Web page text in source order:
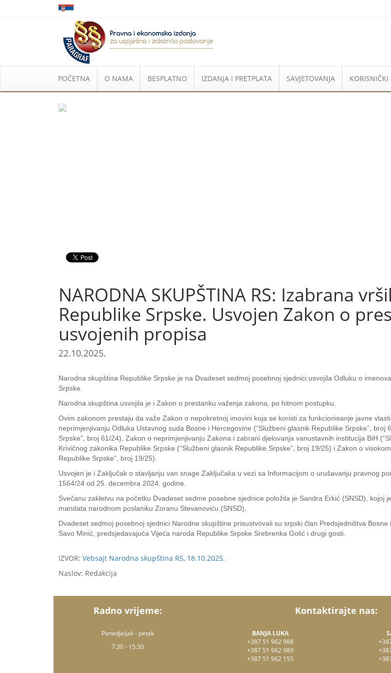
POČETNA O NAMA BESPLATNO IZDANJA I PRETPLATA SAVJETOVANJA KORISNIČKI
NARODNA SKUPŠTINA RS: Izabrana
Republike Srpske. Usvojen Zakon o
usvojenih propisa
22.10.2025.
Narodna skupština Republike Srpske je na Dvadeset sedmoj posebnoj sjednici usvojila Odluku o
Srpske.
Narodna skupština usvojila je i Zakon o prestanku važenja zakona, po hitnom postupku.
Ovim zakonom prestaju da važe Zakon o nepokretnoj imovini koja se koristi za funkcionisanje javne
neprimjenjivanju Odluka Ustavnog suda Bosne i Hercegovine (“Službeni glasnik Republike Srpske”,
Srpske”, broj 61/24), Zakon o neprimjenjivanju Zakona i zabrani djelovanja vanustavnih institucija BiH
Krivičnog zakonika Republike Srpske (“Službeni glasnik Republike Srpske”, broj 19/25) i Zakon o
Republike Srpske”, broj 19/25).
Usvojen je i Zaključak o stavljanju van snage Zaključaka u vezi sa Informacijom o urušavanju pravnog
1564/24 od 25. decembra 2024. godine.
Svečanu zakletvu na početku Dvadeset sedme posebne sjednice položila je Sandra Erkić (SNSD),
mandata narodnom poslaniku Zoranu Stevanoviću (SNSD).
Dvadeset sedmoj posebnoj sjednici Narodne skupštine prisustvovali su srpski član Predsjedništva
Savo Minić, predsjedavajuća Vijeća naroda Republike Srpske Srebrenka Golić i drugi gosti.
IZVOR: Vebsajt Narodna skupština RS, 18.10.2025.
Naslov: Redakcija
Radno vrijeme:
Ponedjeljak - petak
7:30 - 15:30
Kontaktirajte nas:
BANJA LUKA
+387 51 962 988
+387 51 962 989
+387 51 962 155